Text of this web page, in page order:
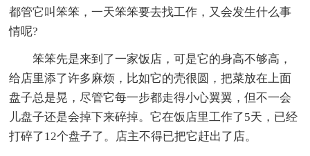
都管它叫笨笨，一天笨笨要去找工作，又会发生什么事
情呢?
笨笨先是来到了一家饭店，可是它的身高不够高，
给店里添了许多麻烦，比如它的壳很圆，把菜放在上面
盘子总是晃，尽管它每一步都走得小心翼翼，但不一会
儿盘子还是会掉下来碎掉。它在饭店里工作了5天，已经
打碎了12个盘子了。店主不得已把它赶出了店。